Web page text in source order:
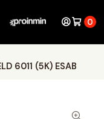
0
6011 (5K) ESAB